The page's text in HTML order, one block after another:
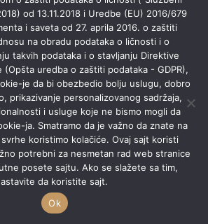
od 13.11.2018 i Uredbe (EU) 2016/679
i saveta od 27. aprila 2016. o zaštiti
na obradu podataka o ličnosti i o
takvih podataka i o stavljanju Direktive
(Opšta uredba o zaštiti podataka - GDPR),
je da bi obezbedio bolju uslugu, dobro
prikazivanje personalizovanog sadržaja,
i usluge koje ne bismo mogli da
ja. Smatramo da je važno da znate na
koristimo kolačiće. Ovaj sajt koristi
potrebni za nesmetan rad web stranice
posete sajtu. Ako se slažete sa tim,
da koristite sajt.
Ok